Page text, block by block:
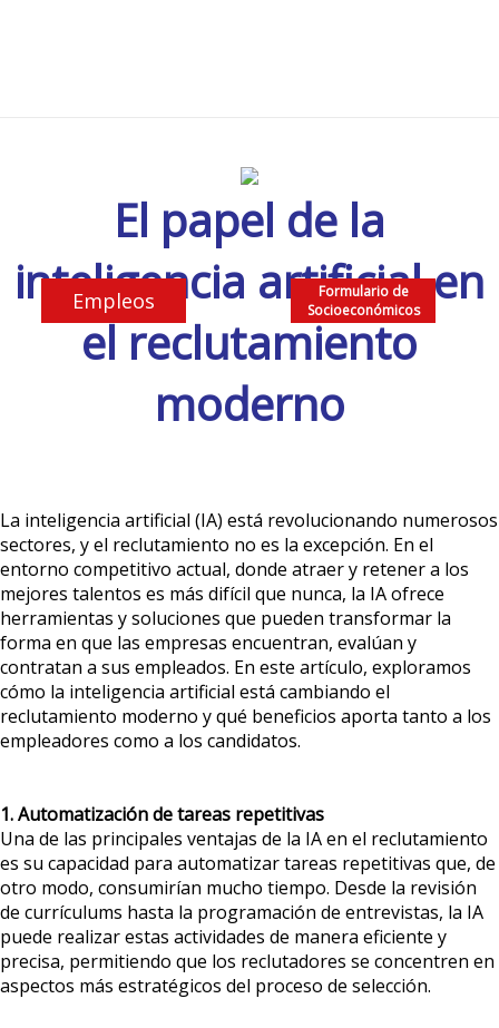
Empleos
Formulario de
Socioeconómicos
El papel de la
inteligencia artificial en
el reclutamiento
moderno
La inteligencia artificial (IA) está revolucionando numerosos
sectores, y el reclutamiento no es la excepción. En el
entorno competitivo actual, donde atraer y retener a los
mejores talentos es más difícil que nunca, la IA ofrece
herramientas y soluciones que pueden transformar la
forma en que las empresas encuentran, evalúan y
contratan a sus empleados. En este artículo, exploramos
cómo la inteligencia artificial está cambiando el
reclutamiento moderno y qué beneficios aporta tanto a los
empleadores como a los candidatos.
1. Automatización de tareas repetitivas
Una de las principales ventajas de la IA en el reclutamiento
es su capacidad para automatizar tareas repetitivas que, de
otro modo, consumirían mucho tiempo. Desde la revisión
de currículums hasta la programación de entrevistas, la IA
puede realizar estas actividades de manera eficiente y
precisa, permitiendo que los reclutadores se concentren en
aspectos más estratégicos del proceso de selección.